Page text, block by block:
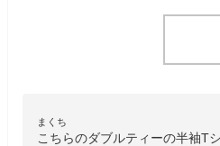
まくち
こちらのダブルティーの半袖T